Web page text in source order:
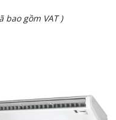
bao gồm VAT )